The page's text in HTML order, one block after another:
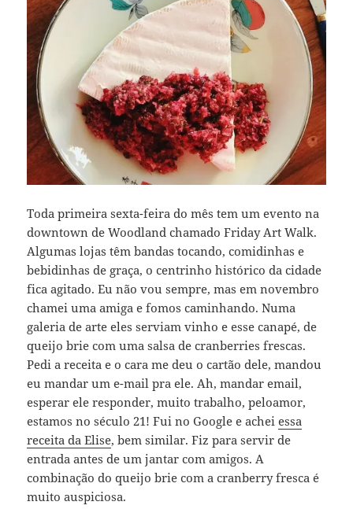
Toda primeira sexta-feira do mês tem um evento na
downtown de Woodland chamado Friday Art Walk.
Algumas lojas têm bandas tocando, comidinhas e
bebidinhas de graça, o centrinho histórico da cidade
fica agitado. Eu não vou sempre, mas em novembro
chamei uma amiga e fomos caminhando. Numa
galeria de arte eles serviam vinho e esse canapé, de
queijo brie com uma salsa de cranberries frescas.
Pedi a receita e o cara me deu o cartão dele, mandou
eu mandar um e-mail pra ele. Ah, mandar email,
esperar ele responder, muito trabalho, peloamor,
estamos no século 21! Fui no Google e acheiessa
receita da Elise, bem similar. Fiz para servir de
entrada antes de um jantar com amigos. A
combinação do queijo brie com a cranberry fresca é
muito auspiciosa.